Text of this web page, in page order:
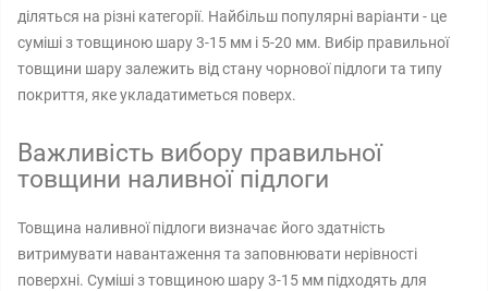
діляться на різні категорії. Найбільш популярні варіанти - це
суміші з товщиною шару 3-15 мм і 5-20 мм. Вибір правильної
товщини шару залежить від стану чорнової підлоги та типу
покриття, яке укладатиметься поверх.
Важливість вибору правильної
товщини наливної підлоги
Товщина наливної підлоги визначає його здатність
витримувати навантаження та заповнювати нерівності
поверхні. Суміші з товщиною шару 3-15 мм підходять для